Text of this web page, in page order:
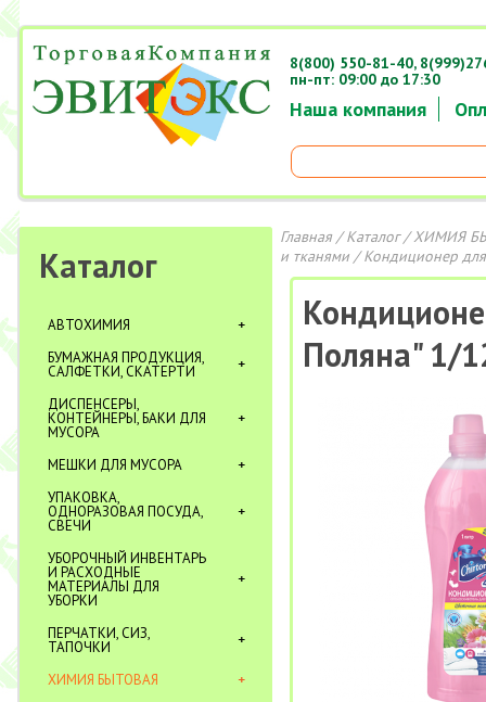
Наша компания
8(800) 550-81-40,
пн-пт: 09:00 до 17:30
Каталог
АВТОХИМИЯ
БУМАЖНАЯ ПРОДУКЦИЯ,
САЛФЕТКИ, СКАТЕРТИ
ДИСПЕНСЕРЫ,
КОНТЕЙНЕРЫ, БАКИ ДЛЯ
МУСОРА
МЕШКИ ДЛЯ МУСОРА
УПАКОВКА,
ОДНОРАЗОВАЯ ПОСУДА,
СВЕЧИ
УБОРОЧНЫЙ ИНВЕНТАРЬ
И РАСХОДНЫЕ
МАТЕРИАЛЫ ДЛЯ
УБОРКИ
ПЕРЧАТКИ, СИЗ,
ТАПОЧКИ
ХИМИЯ БЫТОВАЯ
Главная/Каталог/ХИМИЯ
и тканями / Кондиционер
Поляна" 1/